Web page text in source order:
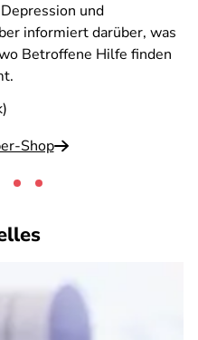
und
informiert darüber, was
Betroffene Hilfe finden
Shop